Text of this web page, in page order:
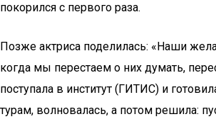
покорился с первого раза.
Позже актриса поделилась: «Наши
когда мы перестаем о них думать,
поступала в институт (ГИТИС) и
турам, волновалась, а потом решила: